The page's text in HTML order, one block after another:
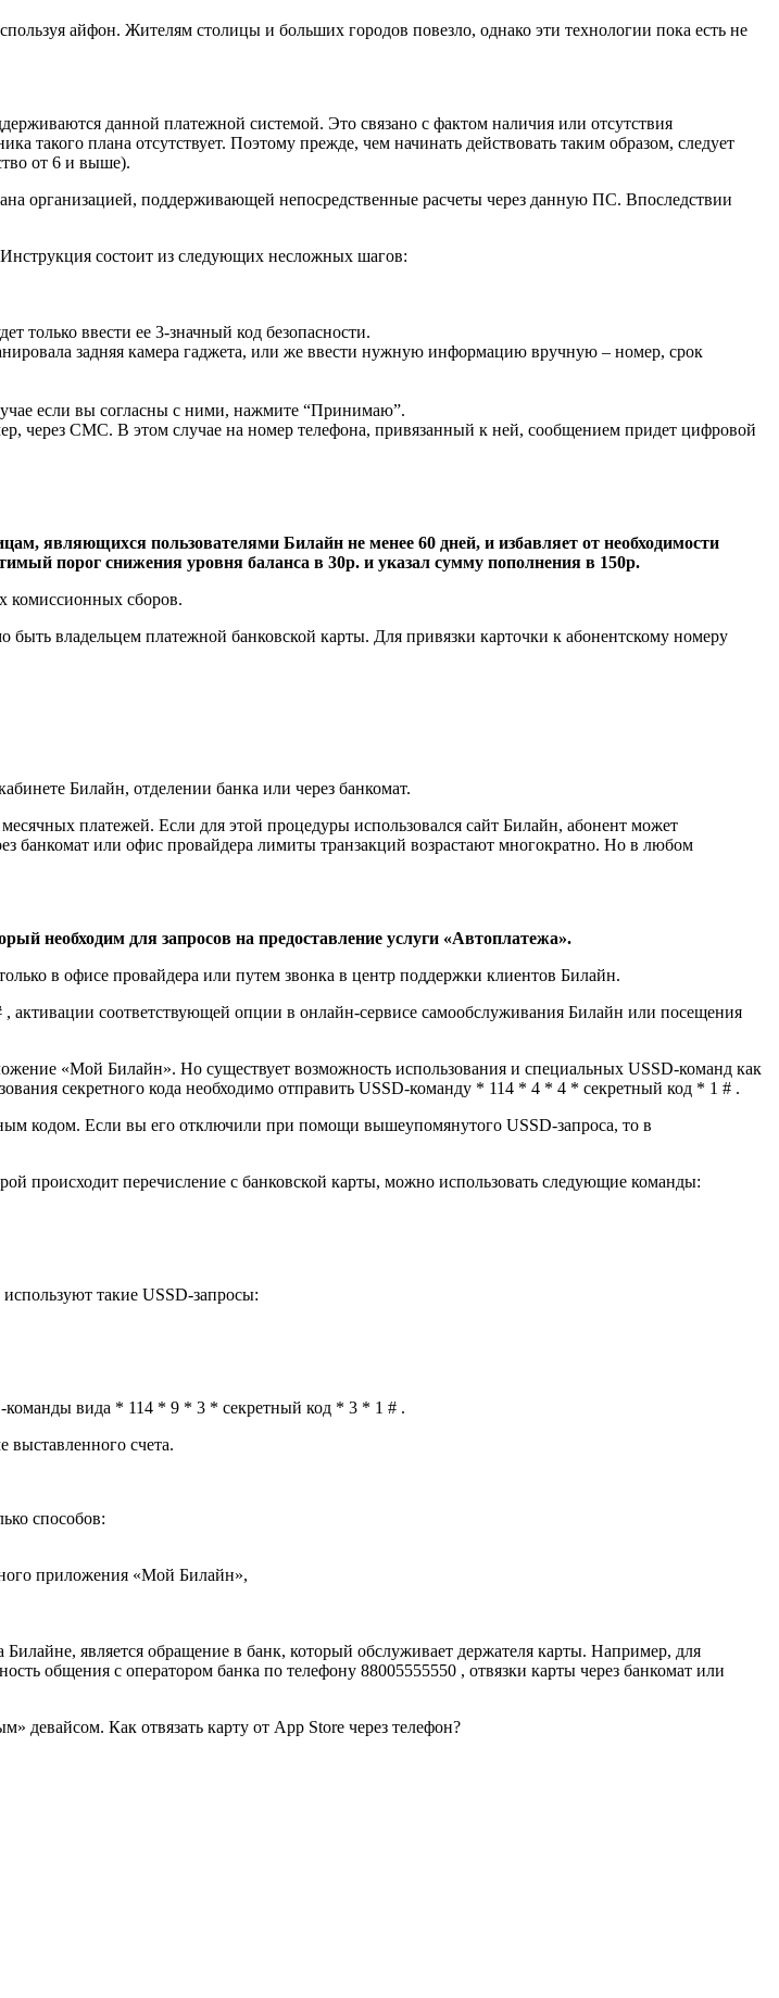
айфон. Жителям столицы и больших городов повезло, однако эти технологии пока есть не
данной платежной системой. Это связано с фактом наличия или отсутствия
такого плана отсутствует. Поэтому прежде, чем начинать действовать таким образом, следует
от 6 и выше).
организацией, поддерживающей непосредственные расчеты через данную ПС. Впоследствии
Инструкция состоит из следующих несложных шагов:
только ввести ее 3-значный код безопасности.
задняя камера гаджета, или же ввести нужную информацию вручную – номер, срок
если вы согласны с ними, нажмите “Принимаю”.
через СМС. В этом случае на номер телефона, привязанный к ней, сообщением придет цифровой
являющихся пользователями Билайн не менее 60 дней, и избавляет от необходимости
порог снижения уровня баланса в 30р. и указал сумму пополнения в 150р.
комиссионных сборов.
владельцем платежной банковской карты. Для привязки карточки к абонентскому номеру
Билайн, отделении банка или через банкомат.
платежей. Если для этой процедуры использовался сайт Билайн, абонент может
банкомат или офис провайдера лимиты транзакций возрастают многократно. Но в любом
необходим для запросов на предоставление услуги «Автоплатежа».
в офисе провайдера или путем звонка в центр поддержки клиентов Билайн.
активации соответствующей опции в онлайн-сервисе самообслуживания Билайн или посещения
«Мой Билайн». Но существует возможность использования и специальных USSD-команд как
секретного кода необходимо отправить USSD-команду * 114 * 4 * 4 * секретный код * 1 # .
кодом. Если вы его отключили при помощи вышеупомянутого USSD-запроса, то в
происходит перечисление с банковской карты, можно использовать следующие команды:
такие USSD-запросы:
команды вида * 114 * 9 * 3 * секретный код * 3 * 1 # .
выставленного счета.
способов:
приложения «Мой Билайн»,
является обращение в банк, который обслуживает держателя карты. Например, для
общения с оператором банка по телефону 88005555550 , отвязки карты через банкомат или
девайсом. Как отвязать карту от App Store через телефон?